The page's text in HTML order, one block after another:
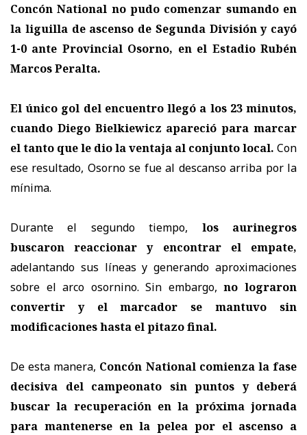
Concón National no pudo comenzar sumando en
la liguilla de ascenso de Segunda División y cayó
1-0 ante Provincial Osorno, en el Estadio Rubén
Marcos Peralta.
El único gol del encuentro llegó a los 23 minutos,
cuando Diego Bielkiewicz apareció para marcar
el tanto que le dio la ventaja al conjunto local. Con
ese resultado, Osorno se fue al descanso arriba por la
mínima.
Durante el segundo tiempo, los aurinegros
buscaron reaccionar y encontrar el empate,
adelantando sus líneas y generando aproximaciones
sobre el arco osornino. Sin embargo,no lograron
convertir y el marcador se mantuvo sin
modificaciones hasta el pitazo final.
De esta manera, Concón National comienza la fase
decisiva del campeonato sin puntos y deberá
buscar la recuperación en la próxima jornada
para mantenerse en la pelea por el ascenso a